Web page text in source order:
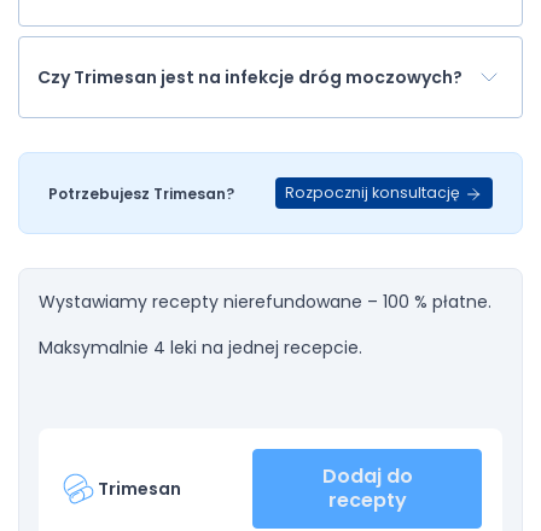
Czy Trimesan jest na infekcje dróg moczowych?
Potrzebujesz Trimesan? Rozpocznij konsultację
Wystawiamy recepty nierefundowane – 100 % płatne.
Maksymalnie 4 leki na jednej recepcie.
Trimesan
Dodaj do
recepty